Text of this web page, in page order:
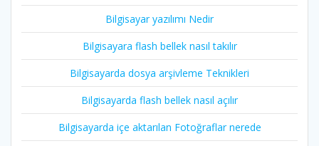
Bilgisayar yazılımı Nedir
Bilgisayara flash bellek nasıl takılır
Bilgisayarda dosya arşivleme Teknikleri
Bilgisayarda flash bellek nasıl açılır
Bilgisayarda içe aktarılan Fotoğraflar nerede